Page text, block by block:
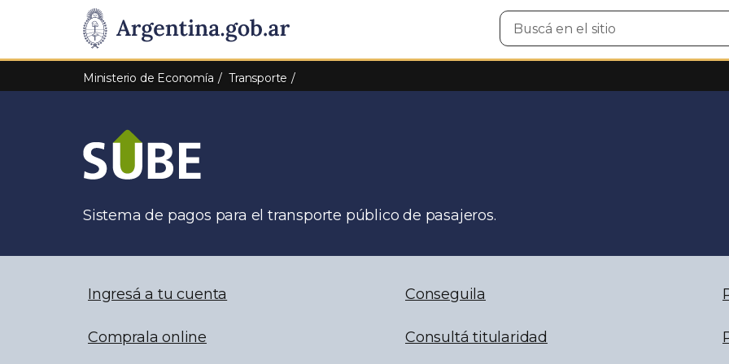
Presidencia
de
Pasar al contenido principal
Buscar
en
Ministerio de Economía Transporte
Sistema de pagos para el transporte público de pasajeros.
Ingresá a tu cuenta Conseguila
Comprala online Consultá titularidad